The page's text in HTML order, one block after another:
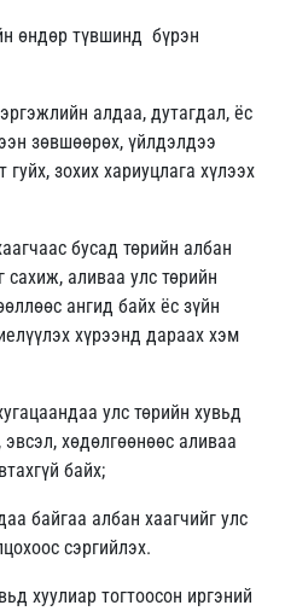
өндөр түвшинд бүрэн
алдаа, дутагдал, ёс
зөвшөөрөх, үйлдэлдээ
зохих хариуцлага хүлээх
бусад төрийн албан
сахиж, аливаа улс төрийн
ангид байх ёс зүйн
хүрээнд дараах хэм
улс төрийн хувьд
хөдөлгөөнөөс аливаа
байх;
байгаа албан хаагчийг улс
сэргийлэх.
хуулиар тогтоосон иргэний